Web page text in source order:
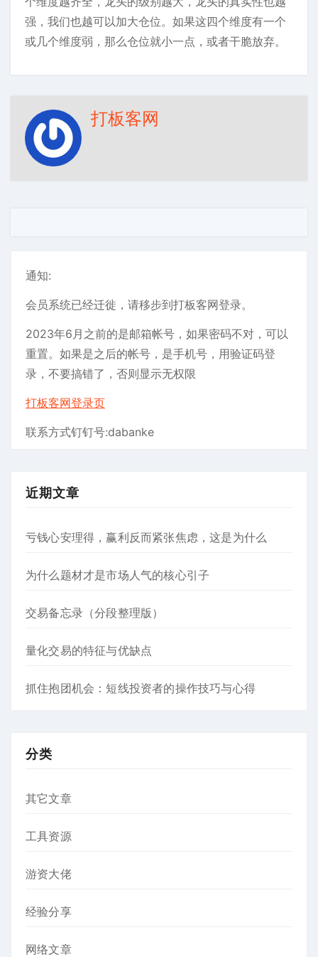
强，我们也越可以加大仓位。如果这四个维度有一个
或几个维度弱，那么仓位就小一点，或者干脆放弃。
打板客网
通知:
会员系统已经迁徙，请移步到打板客网登录。
2023年6月之前的是邮箱帐号，如果密码不对，可以
重置。如果是之后的帐号，是手机号，用验证码登
录，不要搞错了，否则显示无权限
打板客网登录页
联系方式钉钉号:dabanke
近期文章
亏钱心安理得，赢利反而紧张焦虑，这是为什么
为什么题材才是市场人气的核心引子
交易备忘录（分段整理版）
量化交易的特征与优缺点
抓住抱团机会：短线投资者的操作技巧与心得
分类
其它文章
工具资源
游资大佬
经验分享
网络文章